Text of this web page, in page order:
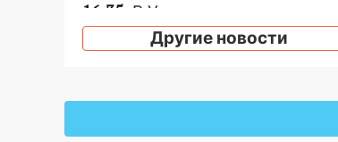
16:35 В Ульяновске установили
ещё девять бункеров для
крупногабаритного мусора
покажут матч «Волги» под
Другие новости